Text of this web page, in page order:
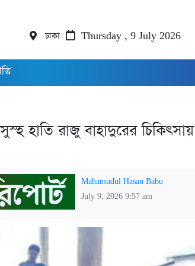
ঢাকা Thursday , 9 July 2026
হাতি রাজু বাহাদুরের চিকিৎসায়
Mahamudul Hasan Babu
July 9, 2026 9:57 am